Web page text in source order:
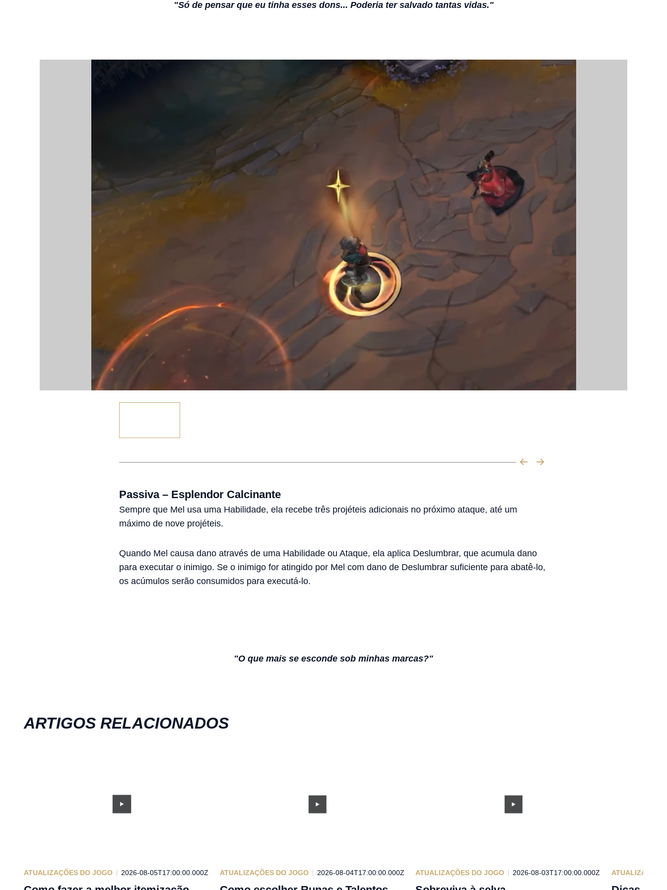
"Só de pensar que eu tinha esses dons... Poderia ter salvado tantas vidas."
Passiva – Esplendor Calcinante
Sempre que Mel usa uma Habilidade, ela recebe três projéteis adicionais no próximo ataque, até um
máximo de nove projéteis.
Quando Mel causa dano através de uma Habilidade ou Ataque, ela aplica Deslumbrar, que acumula dano
para executar o inimigo. Se o inimigo for atingido por Mel com dano de Deslumbrar suficiente para abatê-lo,
os acúmulos serão consumidos para executá-lo.
"O que mais se esconde sob minhas marcas?"
ARTIGOS RELACIONADOS
ATUALIZAÇÕES DO JOGO 2026-08-05T17:00:00.000Z ATUALIZAÇÕES DO JOGO 2026-08-04T17:00:00.000Z ATUALIZAÇÕES DO JOGO 2026-08-03T17:00:00.000Z